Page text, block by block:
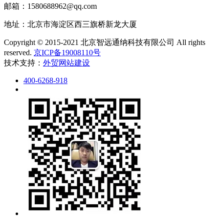
邮箱：1580688962@qq.com
地址：北京市海淀区西三旗桥新龙大厦
Copyright © 2015-2021 北京智远通纳科技有限公司 All rights
reserved. 京ICP备19008110号
技术支持： 外贸网站建设
400-6268-918